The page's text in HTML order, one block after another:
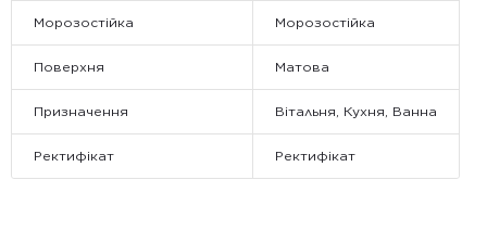
Морозостійка Морозостійка
Поверхня Матова
Призначення Вітальня, Кухня, Ванна
Ректифікат Ректифікат